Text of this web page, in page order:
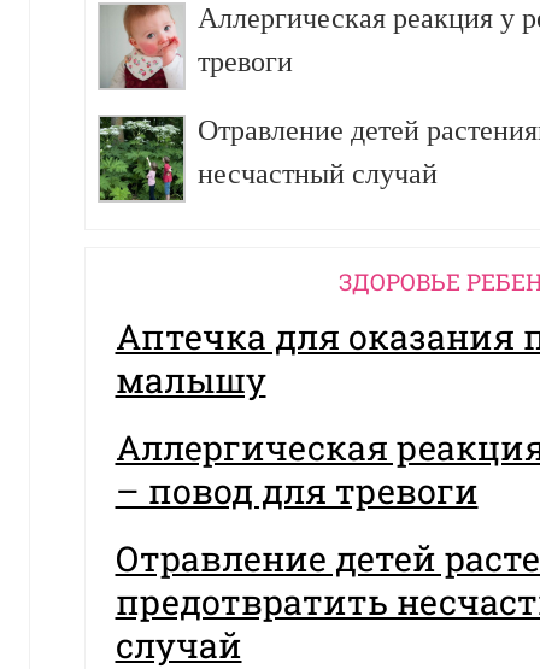
Аллергическая реакция у
тревоги
Отравление детей
несчастный случай
ЗДОРОВЬЕ
Аптечка для
малышу
Аллергическая
– повод для тревоги
Отравление детей
предотвратить
случай